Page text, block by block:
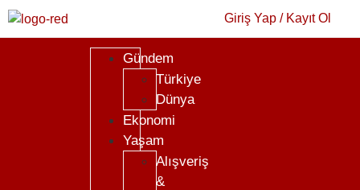
Giriş Yap / Kayıt Ol
Gündem
Türkiye
Dünya
Ekonomi
Yaşam
Alışveriş
&